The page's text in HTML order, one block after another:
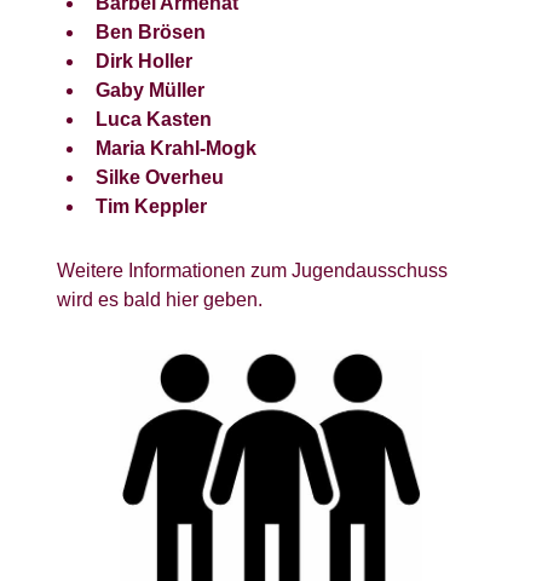
Ben Brösen
Dirk Holler
Gaby Müller
Luca Kasten
Maria Krahl-Mogk
Silke Overheu
Tim Keppler
Weitere Informationen zum Jugendausschuss
wird es bald hier geben.